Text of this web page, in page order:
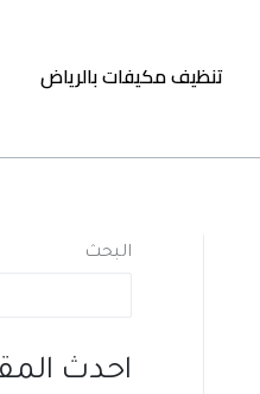
تنظيف مكيفات بالرياض
البحث
احدث